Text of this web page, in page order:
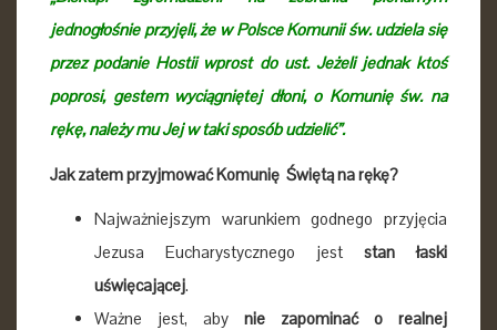
jednogłośnie przyjęli, że w Polsce Komunii św. udziela się
przez podanie Hostii wprost do ust. Jeżeli jednak ktoś
poprosi, gestem wyciągniętej dłoni, o Komunię św. na
rękę, należy mu Jej w taki sposób udzielić”.
Jak zatem przyjmować Komunię Świętą na rękę?
Najważniejszym warunkiem godnego przyjęcia
Jezusa Eucharystycznego jest stan łaski
uświęcającej.
Ważne jest, aby nie zapominać o realnej